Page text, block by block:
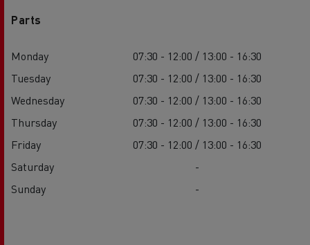
Parts
Monday
07:30 - 12:00 / 13:00 - 16:30
Tuesday
07:30 - 12:00 / 13:00 - 16:30
Wednesday
07:30 - 12:00 / 13:00 - 16:30
Thursday
07:30 - 12:00 / 13:00 - 16:30
Friday
07:30 - 12:00 / 13:00 - 16:30
Saturday
-
Sunday
-